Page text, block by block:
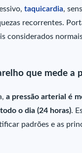
taquicardia,
recorrentes.
considerados
que mede a
a pressão arterial é
o dia (24 horas).
padrões e as